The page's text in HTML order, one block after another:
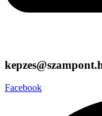
Facebook